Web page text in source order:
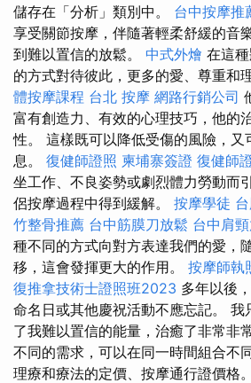
儲存在「分析」類別中。 台中按摩推
享受關節按摩，伴隨著輕柔舒緩的音
到難以置信的放鬆。 中式外燴 在這
的方式對待彼此，更多的愛、尊重和
體按摩課程 台北 按摩 網路行銷公司
富有創造力、有效的心理技巧，他的
性。 這樣既可以降低受傷的風險，又
息。 復健師證照 柬埔寨簽證 復健師
坐工作、不良姿勢或劇烈體力勞動而
侶按摩過程中得到緩解。 按摩學徒
竹整骨推薦 台中筋膜刀放鬆 台中肩
種不同的方式向對方表達我們的愛，
移，這會發揮更大的作用。 按摩師執
復推拿技術士證照班2023 多年以後
命名日或其他慶祝活動不應忘記。 我
了我難以置信的能量，治癒了非常非
不同的需求，可以在同一時間組合不
理療和療法的定價、按摩通行證價格